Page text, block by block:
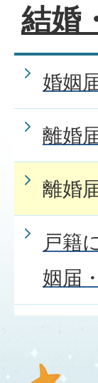
本籍
か。
本籍
か。
戸籍
戸籍
結婚
婚姻
離婚
離婚
戸籍
姻届